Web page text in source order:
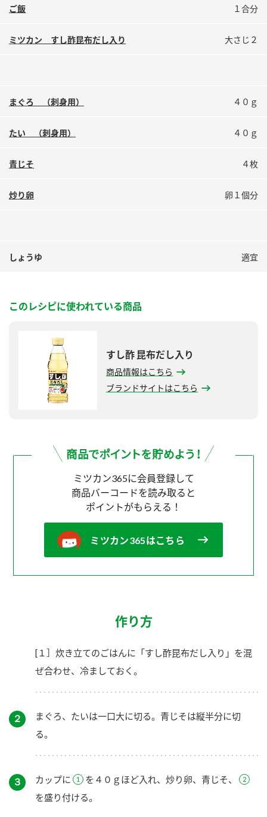
ミツカンのCMキッザニア東京「ぽん酢工房」
検索
業務用サイト 製造所固有記号一覧
ご飯 １合分
ミツカン すし酢昆布だし入り 大さじ２
まぐろ （刺身用） ４０ｇ
たい （刺身用） ４０ｇ
青じそ ４枚
炒り卵 卵１個分
しょうゆ 適宜
このレシピに使われている商品
すし酢 昆布だし入り
商品情報はこちら
ブランドサイトはこちら
ミツカン365に会員登録して
商品バーコードを読み取ると
ポイントがもらえる！
ミツカン365はこちら
作り方
[１］炊き立てのごはんに「すし酢昆布だし入り」を混
ぜ合わせ、冷ましておく。
２
まぐろ、たいは一口大に切る。青じそは縦半分に切
る。
３ カップに
を４０ｇほど入れ、炒り卵、青じそ、
を盛り付ける。